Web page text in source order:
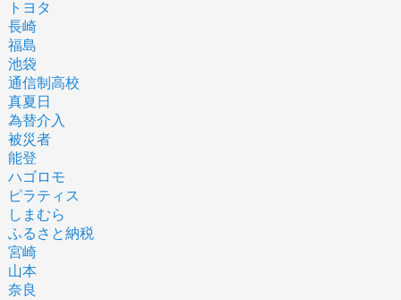
トヨタ
長崎
福島
池袋
通信制高校
真夏日
為替介入
被災者
能登
ハゴロモ
ピラティス
しまむら
ふるさと納税
宮崎
山本
奈良